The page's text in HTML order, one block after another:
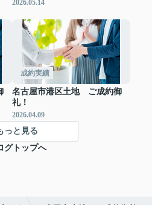
2026.05.14
成約実績
名古屋市港区土地 ご成約御
礼！
2026.04.09
っと見る
グトップへ